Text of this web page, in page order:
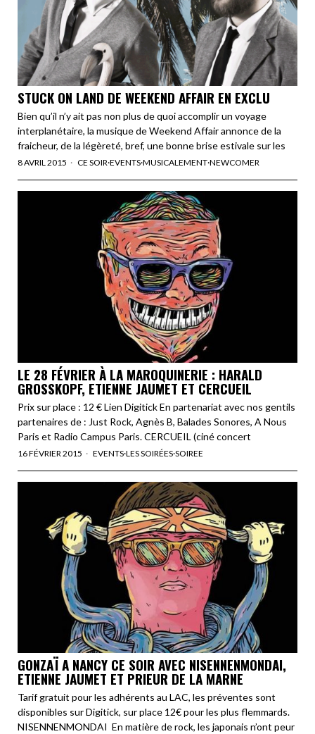
STUCK ON LAND DE WEEKEND AFFAIR EN EXCLU
Bien qu’il n’y ait pas non plus de quoi accomplir un voyage
interplanétaire, la musique de Weekend Affair annonce de la
fraicheur, de la légèreté, bref, une bonne brise estivale sur les
8 AVRIL 2015 CE SOIR·EVENTS·MUSICALEMENT·NEWCOMER
LE 28 FÉVRIER À LA MAROQUINERIE : HARALD
GROSSKOPF, ETIENNE JAUMET ET CERCUEIL
Prix sur place : 12 € Lien Digitick En partenariat avec nos gentils
partenaires de : Just Rock, Agnès B, Balades Sonores, A Nous
Paris et Radio Campus Paris. CERCUEIL (ciné concert
16 FÉVRIER 2015 EVENTS·LES SOIRÉES·SOIREE
GONZAÏ A NANCY CE SOIR AVEC NISENNENMONDAI,
ETIENNE JAUMET ET PRIEUR DE LA MARNE
Tarif gratuit pour les adhérents au LAC, les préventes sont
disponibles sur Digitick, sur place 12€ pour les plus flemmards.
NISENNENMONDAI En matière de rock, les japonais n’ont peur